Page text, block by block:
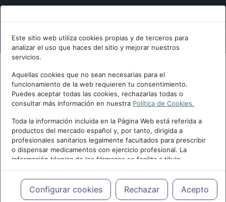
Este sitio web utiliza cookies propias y de terceros para
analizar el uso que haces del sitio y mejorar nuestros
servicios.
Aquellas cookies que no sean necesarias para el
funcionamiento de la web requieren tu consentimiento.
Puedes aceptar todas las cookies, rechazarlas todas o
consultar más información en nuestra Política de Cookies.
Toda la información incluida en la Página Web está referida a
productos del mercado español y, por tanto, dirigida a
profesionales sanitarios legalmente facultados para prescribir
o dispensar medicamentos con ejercicio profesional. La
información técnica de los fármacos se facilita a título
meramente informativo, siendo responsabilidad de los
profesionales facultados prescribir medicamentos y decidir, en
cada caso concreto, el tratamiento más adecuado a las
necesidades del paciente.
Configurar cookies Rechazar Acepto